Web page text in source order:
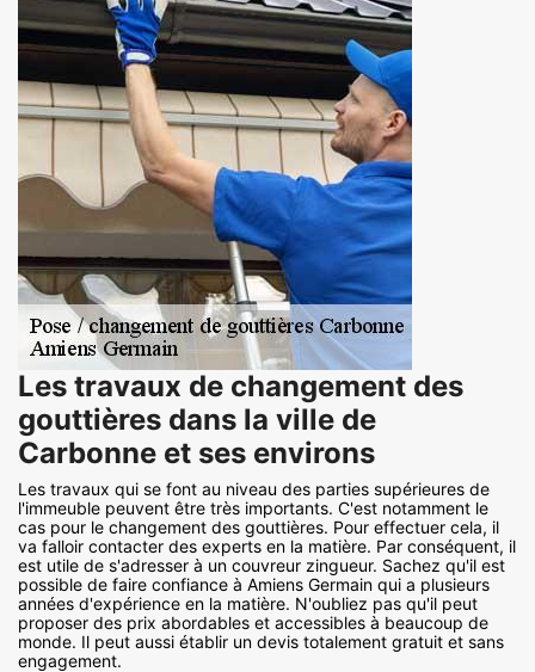
Les travaux de changement des
gouttières dans la ville de
Carbonne et ses environs
Les travaux qui se font au niveau des parties supérieures de
l'immeuble peuvent être très importants. C'est notamment le
cas pour le changement des gouttières. Pour effectuer cela, il
va falloir contacter des experts en la matière. Par conséquent, il
est utile de s'adresser à un couvreur zingueur. Sachez qu'il est
possible de faire confiance à Amiens Germain qui a plusieurs
années d'expérience en la matière. N'oubliez pas qu'il peut
proposer des prix abordables et accessibles à beaucoup de
monde. Il peut aussi établir un devis totalement gratuit et sans
engagement.